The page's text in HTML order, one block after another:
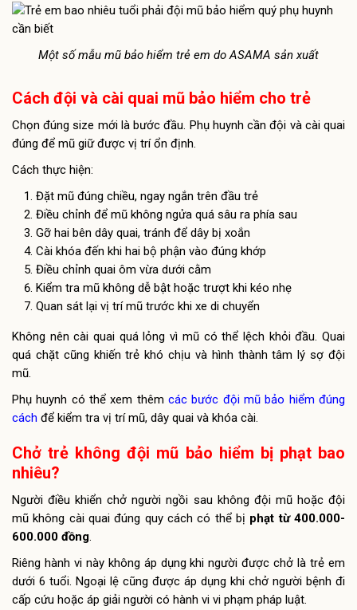
Một số mẫu mũ bảo hiểm trẻ em do ASAMA sản xuất
Cách đội và cài quai mũ bảo hiểm cho trẻ
Chọn đúng size mới là bước đầu. Phụ huynh cần đội và cài quai
đúng để mũ giữ được vị trí ổn định.
Cách thực hiện:
Đặt mũ đúng chiều, ngay ngắn trên đầu trẻ
Điều chỉnh để mũ không ngửa quá sâu ra phía sau
Gỡ hai bên dây quai, tránh để dây bị xoắn
Cài khóa đến khi hai bộ phận vào đúng khớp
Điều chỉnh quai ôm vừa dưới cằm
Kiểm tra mũ không dễ bật hoặc trượt khi kéo nhẹ
Quan sát lại vị trí mũ trước khi xe di chuyển
Không nên cài quai quá lỏng vì mũ có thể lệch khỏi đầu. Quai
quá chặt cũng khiến trẻ khó chịu và hình thành tâm lý sợ đội
mũ.
Phụ huynh có thể xem thêm các bước đội mũ bảo hiểm đúng
cách để kiểm tra vị trí mũ, dây quai và khóa cài.
Chở trẻ không đội mũ bảo hiểm bị phạt bao
nhiêu?
Người điều khiển chở người ngồi sau không đội mũ hoặc đội
mũ không cài quai đúng quy cách có thể bị phạt từ 400.000-
600.000 đồng.
Riêng hành vi này không áp dụng khi người được chở là trẻ em
dưới 6 tuổi. Ngoại lệ cũng được áp dụng khi chở người bệnh đi
cấp cứu hoặc áp giải người có hành vi vi phạm pháp luật.